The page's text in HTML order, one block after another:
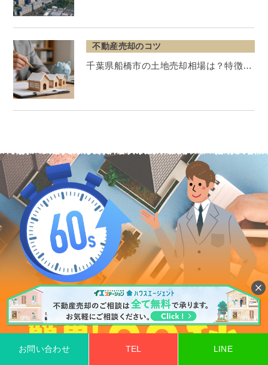
不動産売却のコツ
千葉県船橋市の土地売却相場は？特徴…
お問い合わせ TEL LINE